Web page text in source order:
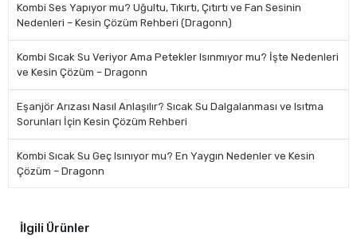
Kombi Ses Yapıyor mu? Uğultu, Tıkırtı, Çıtırtı ve Fan Sesinin
Nedenleri – Kesin Çözüm Rehberi (Dragonn)
Kombi Sıcak Su Veriyor Ama Petekler Isınmıyor mu? İşte Nedenleri
ve Kesin Çözüm – Dragonn
Eşanjör Arızası Nasıl Anlaşılır? Sıcak Su Dalgalanması ve Isıtma
Sorunları İçin Kesin Çözüm Rehberi
Kombi Sıcak Su Geç Isınıyor mu? En Yaygın Nedenler ve Kesin
Çözüm – Dragonn
İlgili Ürünler